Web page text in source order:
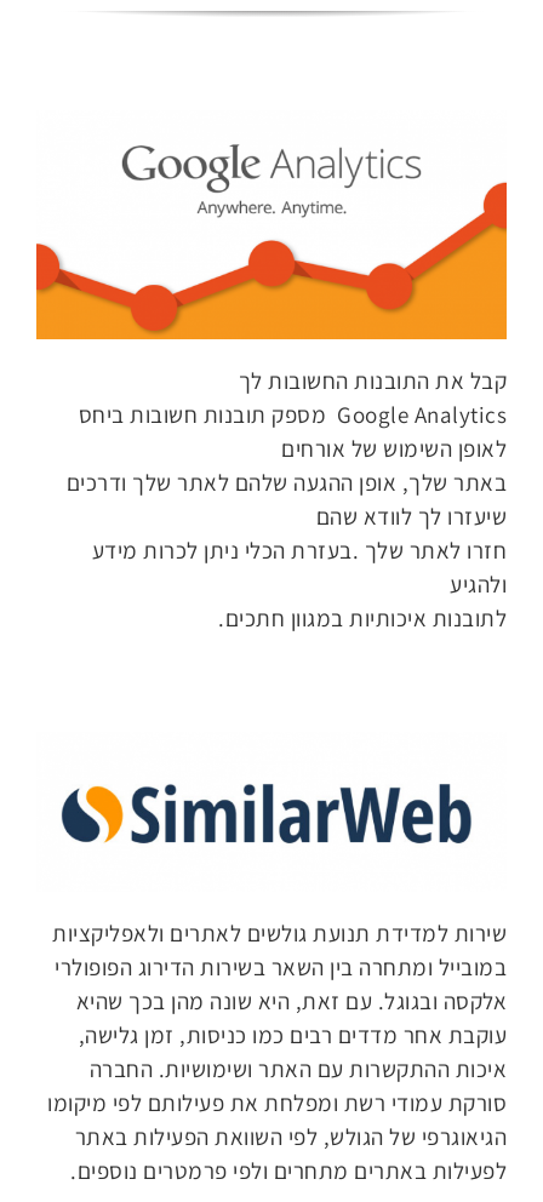
קבל את התובנות החשובות לך
Google Analytics מספק תובנות חשובות ביחס
לאופן השימוש של אורחים
באתר שלך, אופן ההגעה שלהם לאתר שלך ודרכים
שיעזרו לך לוודא שהם
חזרו לאתר שלך .בעזרת הכלי ניתן לכרות מידע
ולהגיע
לתובנות איכותיות במגוון חתכים.
שירות למדידת תנועת גולשים לאתרים ולאפליקציות
במובייל ומתחרה בין השאר בשירות הדירוג הפופולרי
אלקסה ובגוגל. עם זאת, היא שונה מהן בכך שהיא
עוקבת אחר מדדים רבים כמו כניסות, זמן גלישה,
איכות ההתקשרות עם האתר ושימושיות. החברה
סורקת עמודי רשת ומפלחת את פעילותם לפי מיקומו
הגיאוגרפי של הגולש, לפי השוואת הפעילות באתר
לפעילות באתרים מתחרים ולפי פרמטרים נוספים.